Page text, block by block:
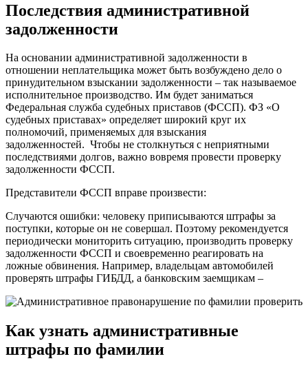
Последствия административной
задолженности
На основании административной задолженности в
отношении неплательщика может быть возбуждено дело о
принудительном взыскании задолженности – так называемое
исполнительное производство. Им будет заниматься
Федеральная служба судебных приставов (ФССП). ФЗ «О
судебных приставах» определяет широкий круг их
полномочий, применяемых для взыскания
задолженностей. Чтобы не столкнуться с неприятными
последствиями долгов, важно вовремя провести проверку
задолженности ФССП.
Представители ФССП вправе произвести:
Случаются ошибки: человеку приписываются штрафы за
поступки, которые он не совершал. Поэтому рекомендуется
периодически мониторить ситуацию, производить проверку
задолженности ФССП и своевременно реагировать на
ложные обвинения. Например, владельцам автомобилей
проверять штрафы ГИБДД, а банковским заемщикам –
Как узнать административные
штрафы по фамилии